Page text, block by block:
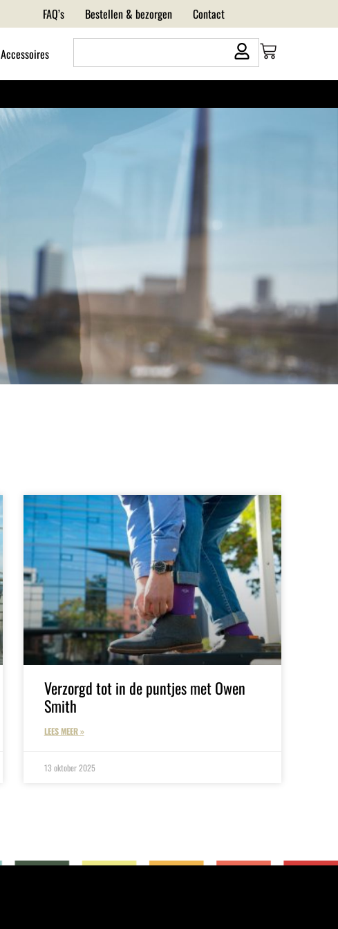
FAQ’s Bestellen & bezorgen Contact
Accessoires
Verzorgd tot in de puntjes met Owen
Smith
LEES MEER »
13 oktober 2025